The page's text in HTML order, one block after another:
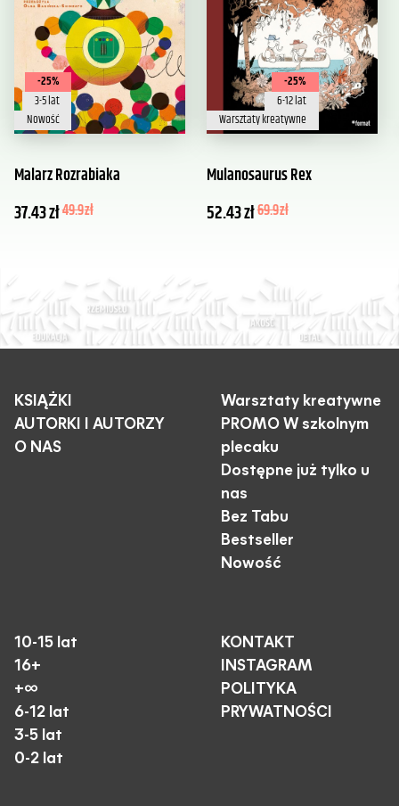
-25%
3-5 lat
Nowość
Malarz Rozrabiaka
37.43zł49.9zł
-25%
6-12 lat
Warsztaty kreatywne
Mulanosaurus Rex
52.43zł69.9zł
KSIĄŻKI
AUTORKI I AUTORZY
O NAS
Warsztaty kreatywne
PROMO W szkolnym
plecaku
Dostępne już tylko u
nas
Bez Tabu
Bestseller
Nowość
10-15 lat
16+
+∞
6-12 lat
3-5 lat
0-2 lat
KONTAKT
INSTAGRAM
POLITYKA
PRYWATNOŚCI